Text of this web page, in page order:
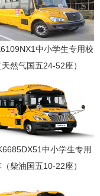
中小学生专用校
然气国五24-52座）
中小学生专用
柴油国五10-22座）